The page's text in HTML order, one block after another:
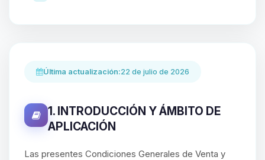
Última actualización:22 de julio de 2026
1. INTRODUCCIÓN Y ÁMBITO DE
APLICACIÓN
Las presentes Condiciones Generales de Venta y